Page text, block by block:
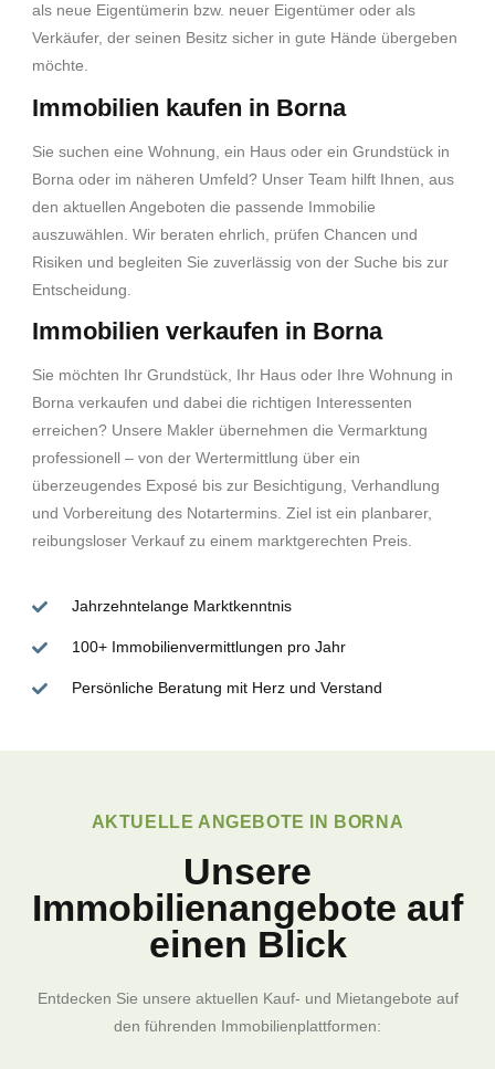
als neue Eigentümerin bzw. neuer Eigentümer oder als
Verkäufer, der seinen Besitz sicher in gute Hände übergeben
möchte.
Immobilien kaufen in Borna
Sie suchen eine Wohnung, ein Haus oder ein Grundstück in
Borna oder im näheren Umfeld? Unser Team hilft Ihnen, aus
den aktuellen Angeboten die passende Immobilie
auszuwählen. Wir beraten ehrlich, prüfen Chancen und
Risiken und begleiten Sie zuverlässig von der Suche bis zur
Entscheidung.
Immobilien verkaufen in Borna
Sie möchten Ihr Grundstück, Ihr Haus oder Ihre Wohnung in
Borna verkaufen und dabei die richtigen Interessenten
erreichen? Unsere Makler übernehmen die Vermarktung
professionell – von der Wertermittlung über ein
überzeugendes Exposé bis zur Besichtigung, Verhandlung
und Vorbereitung des Notartermins. Ziel ist ein planbarer,
reibungsloser Verkauf zu einem marktgerechten Preis.
Jahrzehntelange Marktkenntnis
100+ Immobilienvermittlungen pro Jahr
Persönliche Beratung mit Herz und Verstand
AKTUELLE ANGEBOTE IN BORNA
Unsere
Immobilienangebote auf
einen Blick
Entdecken Sie unsere aktuellen Kauf- und Mietangebote auf
den führenden Immobilienplattformen: